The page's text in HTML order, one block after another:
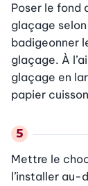
Poser le fond
glaçage selon
badigeonner
glaçage. À
glaçage en
papier
Mettre le
l’installer au-